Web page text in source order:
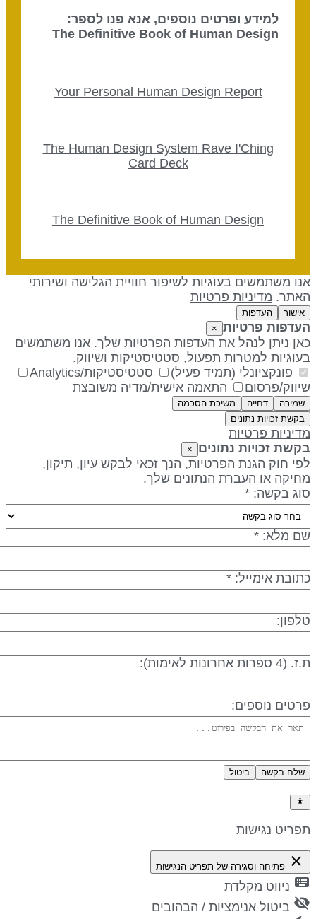
למידע ופרטים נוספים, אנא פנו לספר:
The Definitive Book of Human Design
Your Personal Human Design Report
The Human Design System Rave I'Ching
Card Deck
The Definitive Book of Human Design
משתמשים בעוגיות לשיפור חוויית הגלישה ושירותי
מדיניות פרטיות
אישור העדפות
פרטיות ×
ניתן לנהל את העדפות הפרטיות שלך. אנו משתמשים
למטרות תפעול, סטטיסטיקות ושיווק.
פונקציונלי (תמיד פעיל)
סטטיסטיקות/Analytics
פרסום
התאמה אישית/מדיה משובצת
שמירה דחייה
משיכת הסכמה
בקשת זכויות נתונים
פרטיות
זכויות נתונים
חוק הגנת הפרטיות, הנך זכאי לבקש עיון, תיקון,
או העברת הנתונים שלך.
בקשה: *
מלא: *
אימייל: *
ספרות אחרונות לאימות):
נוספים:
שלח בקשה ביטול
נגישות
close פתיחה וסגירה של תפריט הנגישות
ניווט מקלדת
ביטול אנימציות / הבהובים